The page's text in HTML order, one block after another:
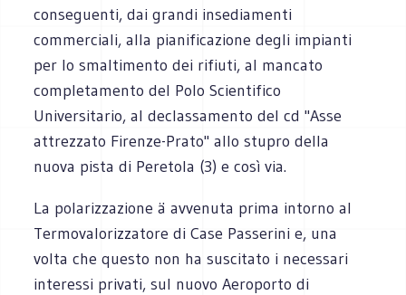
conseguenti, dai grandi insediamenti
commerciali, alla pianificazione degli impianti
per lo smaltimento dei rifiuti, al mancato
completamento del Polo Scientifico
Universitario, al declassamento del cd "Asse
attrezzato Firenze-Prato" allo stupro della
nuova pista di Peretola (3) e così via.
La polarizzazione ä avvenuta prima intorno al
Termovalorizzatore di Case Passerini e, una
volta che questo non ha suscitato i necessari
interessi privati, sul nuovo Aeroporto di